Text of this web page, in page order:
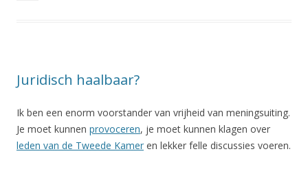
Juridisch haalbaar?
Ik ben een enorm voorstander van vrijheid van meningsuiting.
Je moet kunnen provoceren, je moet kunnen klagen over
leden van de Tweede Kamer en lekker felle discussies voeren.